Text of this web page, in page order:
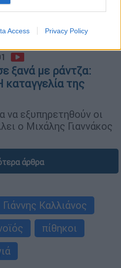
Access Privacy Policy
ξανά με ράντζα:
καταγγελία της
να εξυπηρετηθούν οι
ο Μιχάλης Γιαννάκος
άρθρα
Γιάννης Καλλιάνος
πίθηκοι